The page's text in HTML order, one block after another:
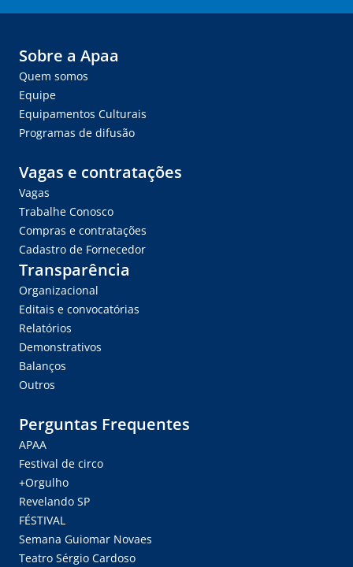
Sobre a Apaa
Quem somos
Equipe
Equipamentos Culturais
Programas de difusão
Vagas e contratações
Vagas
Trabalhe Conosco
Compras e contratações
Cadastro de Fornecedor
Transparência
Organizacional
Editais e convocatórias
Relatórios
Demonstrativos
Balanços
Outros
Perguntas Frequentes
APAA
Festival de circo
+Orgulho
Revelando SP
FÉSTIVAL
Semana Guiomar Novaes
Teatro Sérgio Cardoso